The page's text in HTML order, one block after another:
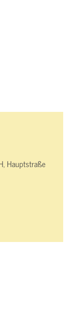
Hauptstraße